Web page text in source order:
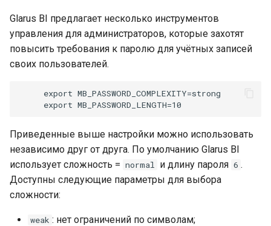
з
а
п
о
и
Моделирование данных
Действия
Glarus BI и Claude AI
Учётные записи и группы
Разрешения
производительность
Решение проблем
Glarus BI предлагает несколько инструментов
управления для администраторов, которые захотят
повысить требования к паролю для учётных записей
своих пользователей.
Приведенные выше настройки можно использовать
независимо друг от друга. По умолчанию Glarus BI
использует сложность = normal и длину пароля 6 .
Доступны следующие параметры для выбора
сложности:
weak : нет ограничений по символам;